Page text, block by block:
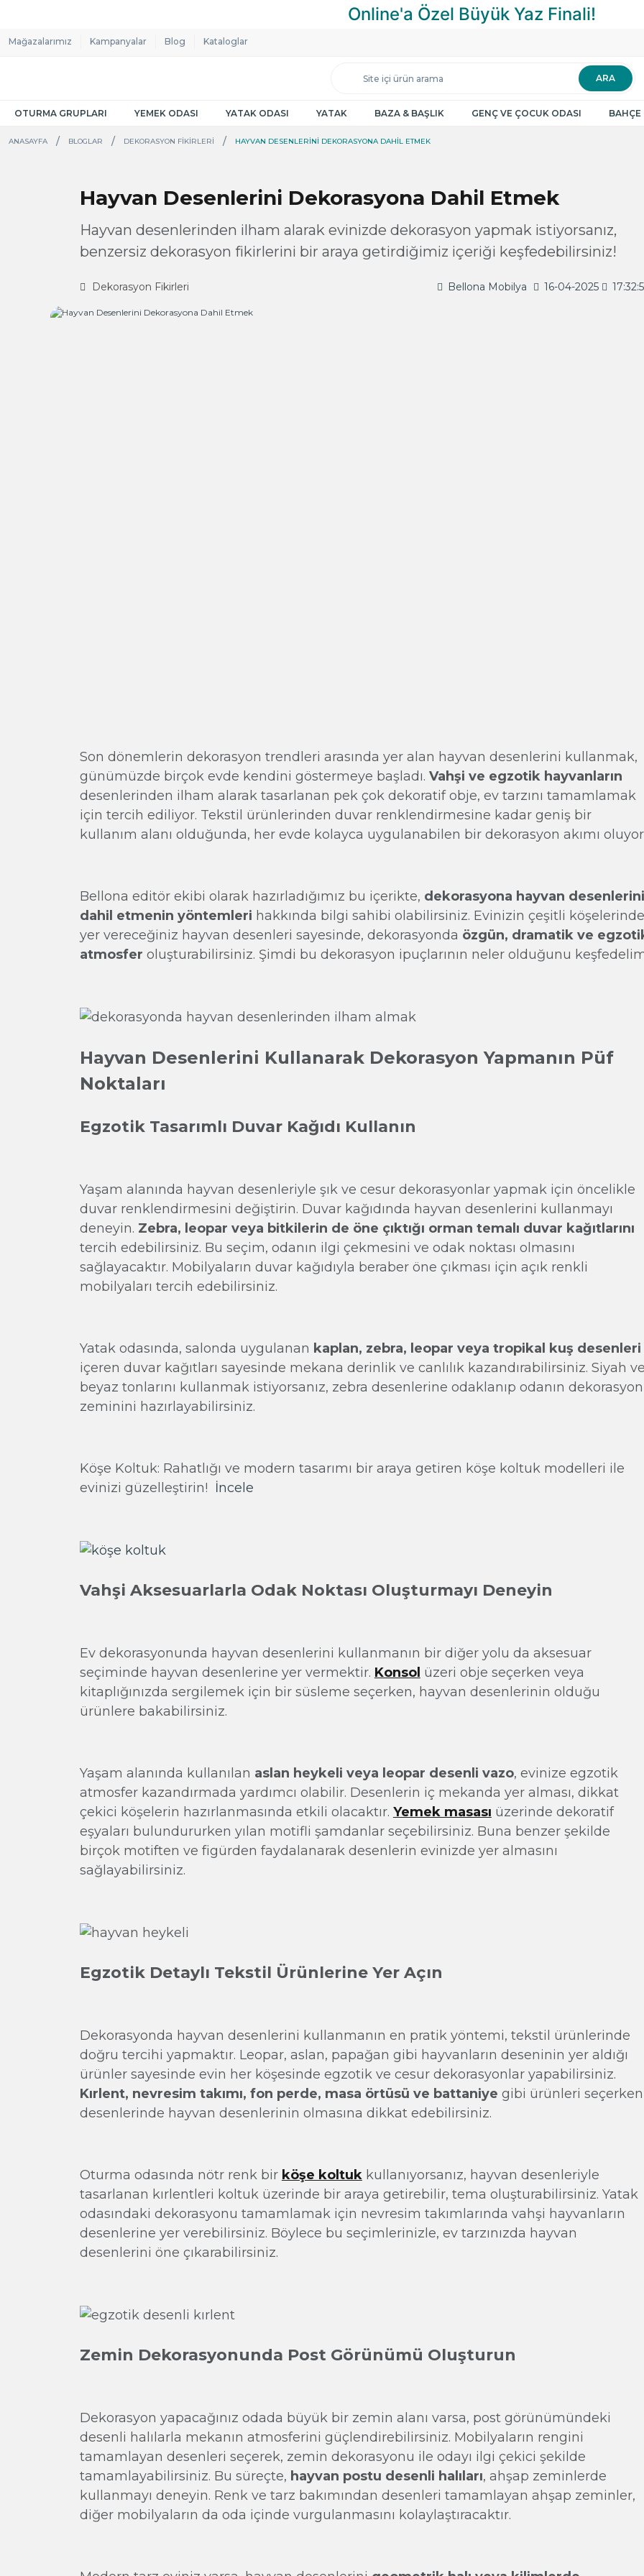
Mağazalarımız Kampanyalar Blog Kataloglar
ARA
OTURMA GRUPLARI YEMEK ODASI YATAK ODASI YATAK BAZA & BAŞLIK GENÇ VE ÇOCUK ODASI BAHÇE
ANASAYFA BLOGLAR DEKORASYON FIKIRLERI HAYVAN DESENLERINI DEKORASYONA DAHIL ETMEK
Hayvan Desenlerini Dekorasyona Dahil Etmek
Hayvan desenlerinden ilham alarak evinizde dekorasyon yapmak istiyorsanız,
benzersiz dekorasyon fikirlerini bir araya getirdiğimiz içeriği keşfedebilirsiniz!
Dekorasyon Fikirleri Bellona Mobilya 16-04-2025
Son dönemlerin dekorasyon trendleri arasında yer alan hayvan desenlerini kullanmak,
günümüzde birçok evde kendini göstermeye başladı. Vahşi ve egzotik hayvanların
desenlerinden ilham alarak tasarlanan pek çok dekoratif obje, ev tarzını tamamlamak
için tercih ediliyor. Tekstil ürünlerinden duvar renklendirmesine kadar geniş bir
kullanım alanı olduğunda, her evde kolayca uygulanabilen bir dekorasyon akımı
Bellona editör ekibi olarak hazırladığımız bu içerikte, dekorasyona hayvan desenlerini
dahil etmenin yöntemleri hakkında bilgi sahibi olabilirsiniz. Evinizin çeşitli köşelerinde
yer vereceğiniz hayvan desenleri sayesinde, dekorasyonda özgün, dramatik ve
atmosfer oluşturabilirsiniz. Şimdi bu dekorasyon ipuçlarının neler olduğunu
Hayvan Desenlerini Kullanarak Dekorasyon Yapmanın Püf
Noktaları
Egzotik Tasarımlı Duvar Kağıdı Kullanın
Yaşam alanında hayvan desenleriyle şık ve cesur dekorasyonlar yapmak için öncelikle
duvar renklendirmesini değiştirin. Duvar kağıdında hayvan desenlerini kullanmayı
deneyin. Zebra, leopar veya bitkilerin de öne çıktığı orman temalı duvar kağıtlarını
tercih edebilirsiniz. Bu seçim, odanın ilgi çekmesini ve odak noktası olmasını
sağlayacaktır. Mobilyaların duvar kağıdıyla beraber öne çıkması için açık renkli
mobilyaları tercih edebilirsiniz.
Yatak odasında, salonda uygulanan kaplan, zebra, leopar veya tropikal kuş desenleri
içeren duvar kağıtları sayesinde mekana derinlik ve canlılık kazandırabilirsiniz. Siyah
beyaz tonlarını kullanmak istiyorsanız, zebra desenlerine odaklanıp odanın dekorasyon
zeminini hazırlayabilirsiniz.
Köşe Koltuk: Rahatlığı ve modern tasarımı bir araya getiren köşe koltuk modelleri ile
evinizi güzelleştirin! İncele
Vahşi Aksesuarlarla Odak Noktası Oluşturmayı Deneyin
Ev dekorasyonunda hayvan desenlerini kullanmanın bir diğer yolu da aksesuar
seçiminde hayvan desenlerine yer vermektir. Konsol üzeri obje seçerken veya
kitaplığınızda sergilemek için bir süsleme seçerken, hayvan desenlerinin olduğu
ürünlere bakabilirsiniz.
Yaşam alanında kullanılan aslan heykeli veya leopar desenli vazo, evinize egzotik
atmosfer kazandırmada yardımcı olabilir. Desenlerin iç mekanda yer alması, dikkat
çekici köşelerin hazırlanmasında etkili olacaktır. Yemek masası üzerinde dekoratif
eşyaları bulundururken yılan motifli şamdanlar seçebilirsiniz. Buna benzer şekilde
birçok motiften ve figürden faydalanarak desenlerin evinizde yer almasını
sağlayabilirsiniz.
Egzotik Detaylı Tekstil Ürünlerine Yer Açın
Dekorasyonda hayvan desenlerini kullanmanın en pratik yöntemi, tekstil ürünlerinde
doğru tercihi yapmaktır. Leopar, aslan, papağan gibi hayvanların deseninin yer aldığı
ürünler sayesinde evin her köşesinde egzotik ve cesur dekorasyonlar yapabilirsiniz.
Kırlent, nevresim takımı, fon perde, masa örtüsü ve battaniye gibi ürünleri seçerken
desenlerinde hayvan desenlerinin olmasına dikkat edebilirsiniz.
Oturma odasında nötr renk bir köşe koltukkullanıyorsanız, hayvan desenleriyle
tasarlanan kırlentleri koltuk üzerinde bir araya getirebilir, tema oluşturabilirsiniz. Yatak
odasındaki dekorasyonu tamamlamak için nevresim takımlarında vahşi hayvanların
desenlerine yer verebilirsiniz. Böylece bu seçimlerinizle, ev tarzınızda hayvan
desenlerini öne çıkarabilirsiniz.
Zemin Dekorasyonunda Post Görünümü Oluşturun
Dekorasyon yapacağınız odada büyük bir zemin alanı varsa, post görünümündeki
desenli halılarla mekanın atmosferini güçlendirebilirsiniz. Mobilyaların rengini
tamamlayan desenleri seçerek, zemin dekorasyonu ile odayı ilgi çekici şekilde
tamamlayabilirsiniz. Bu süreçte, hayvan postu desenli halıları, ahşap zeminlerde
kullanmayı deneyin. Renk ve tarz bakımından desenleri tamamlayan ahşap zeminler,
diğer mobilyaların da oda içinde vurgulanmasını kolaylaştıracaktır.